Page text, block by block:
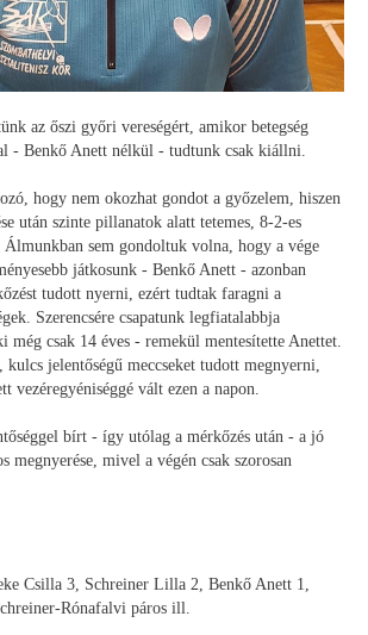
az őszi győri vereségért, amikor betegség
- Benkő Anett nélkül - tudtunk csak kiállni.
hogy nem okozhat gondot a győzelem, hiszen
után szinte pillanatok alatt tetemes, 8-2-es
sem gondoltuk volna, hogy a vége
játkosunk - Benkő Anett - azonban
tudott nyerni, ezért tudtak faragni a
Szerencsére csapatunk legfiatalabbja
még csak 14 éves - remekül mentesítette Anettet.
jelentőségű meccseket tudott megnyerni,
vezéregyéniséggé vált ezen a napon.
bírt - így utólag a mérkőzés után - a jó
megnyerése, mivel a végén csak szorosan
Csilla 3, Schreiner Lilla 2, Benkő Anett 1,
Rónafalvi páros ill.